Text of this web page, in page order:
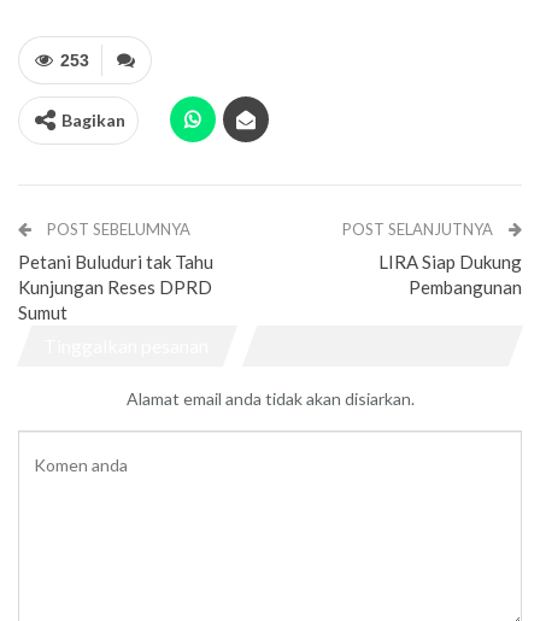
253
Bagikan
POST SEBELUMNYA
Petani Buluduri tak Tahu
Kunjungan Reses DPRD
Sumut
POST SELANJUTNYA
LIRA Siap Dukung
Pembangunan
Alamat email anda tidak akan disiarkan.